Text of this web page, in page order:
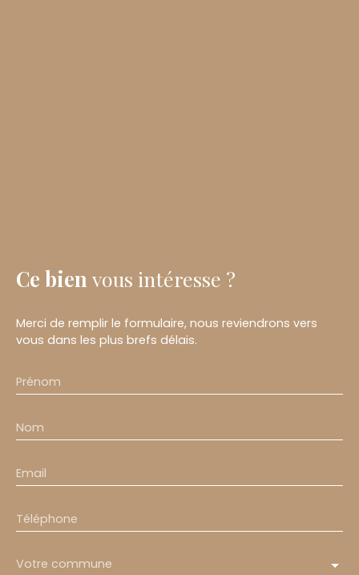
Ce bien vous intéresse ?
Merci de remplir le formulaire, nous reviendrons vers
vous dans les plus brefs délais.
Prénom
Nom
Email
Téléphone
Votre commune